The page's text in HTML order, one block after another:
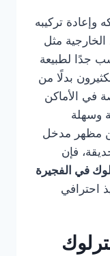
وإعادة تركيبه
الخارجية مثل
جدًا لطبيعة
بدلًا من
في الأماكن
وسهلة
مظهر مدخل
فإن
في الفجيرة
احترافي